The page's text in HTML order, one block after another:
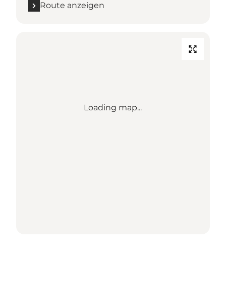
Route anzeigen
Loading map...